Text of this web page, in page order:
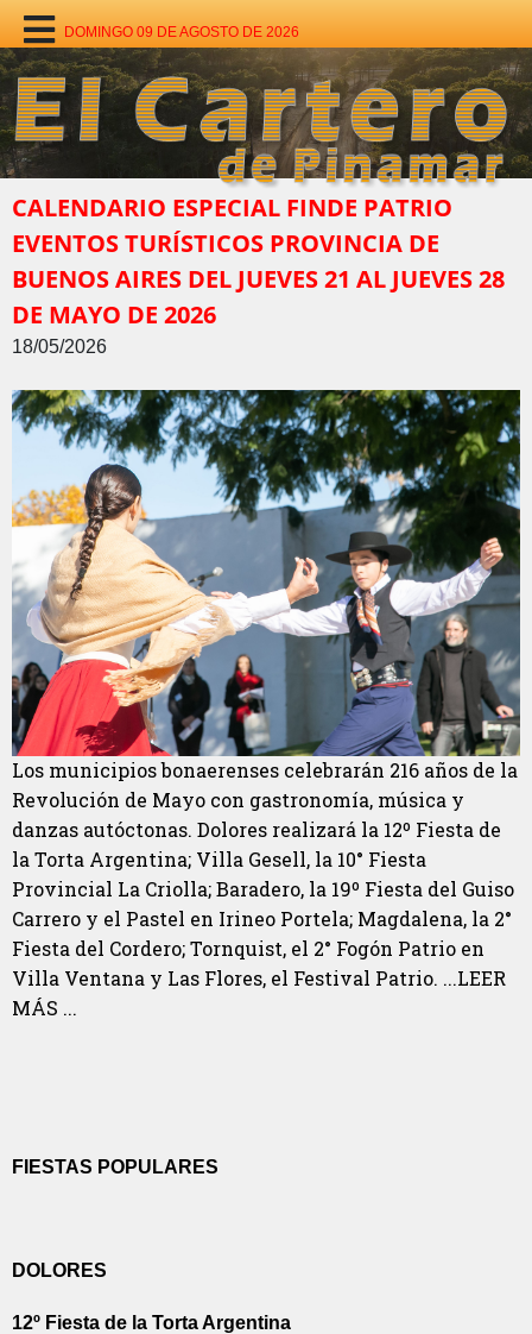
DOMINGO 09 DE AGOSTO DE 2026
CALENDARIO ESPECIAL FINDE PATRIO
EVENTOS TURÍSTICOS PROVINCIA DE
BUENOS AIRES DEL JUEVES 21 AL JUEVES 28
DE MAYO DE 2026
18/05/2026
Los municipios bonaerenses celebrarán 216 años de la
Revolución de Mayo con gastronomía, música y
danzas autóctonas. Dolores realizará la 12º Fiesta de
la Torta Argentina; Villa Gesell, la 10° Fiesta
Provincial La Criolla; Baradero, la 19º Fiesta del Guiso
Carrero y el Pastel en Irineo Portela; Magdalena, la 2°
Fiesta del Cordero; Tornquist, el 2° Fogón Patrio en
Villa Ventana y Las Flores, el Festival Patrio. ...LEER
MÁS ...
FIESTAS POPULARES
DOLORES
12º Fiesta de la Torta Argentina